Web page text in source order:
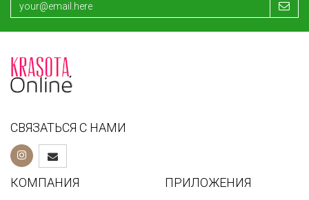
СВЯЗАТЬСЯ С НАМИ
КОМПАНИЯ ПРИЛОЖЕНИЯ